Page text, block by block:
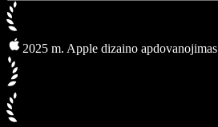
2025 m. Apple dizaino apdovanojimas